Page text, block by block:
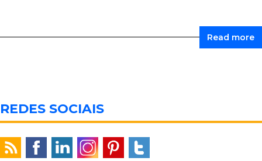
Read more
REDES SOCIAIS